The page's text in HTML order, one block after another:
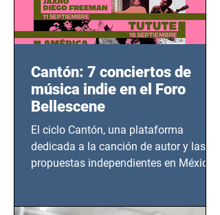
Cantón: 7 conciertos de
música indie en el Foro
Bellescene
El ciclo Cantón, una plataforma
dedicada a la canción de autor y las
propuestas independientes en México,